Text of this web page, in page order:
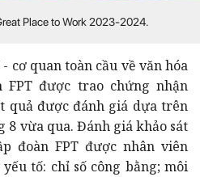
Place to Work 2023-2024.
cơ quan toàn cầu về văn hóa
FPT được trao chứng nhận
quả được đánh giá dựa trên
8 vừa qua. Đánh giá khảo sát
đoàn FPT được nhân viên
tố: chỉ số công bằng; môi